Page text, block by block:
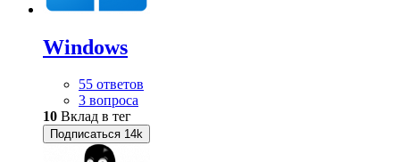
Windows
55 ответов
3 вопроса
10 Вклад в тег
Подписаться 14k